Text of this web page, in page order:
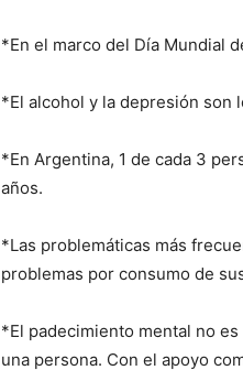
*En el marco del Día Mundial
*El alcohol y la depresión son
*En Argentina, 1 de cada 3
años.
*Las problemáticas más
problemas por consumo de
*El padecimiento mental no
una persona. Con el apoyo